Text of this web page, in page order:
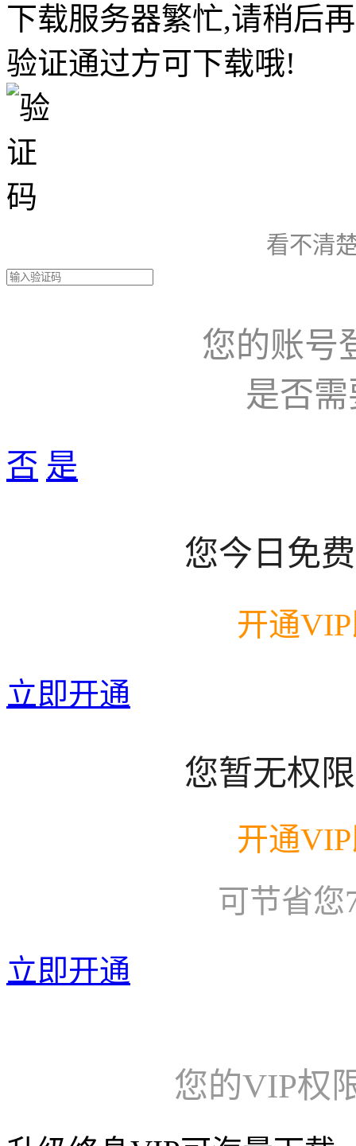
下载服务器繁忙,请稍后
验证通过方可下载哦!
看不清
您的账号
是否
否 是
您今日免
开通
立即开通
您暂无权
开通
可节省您
立即开通
您的VIP权